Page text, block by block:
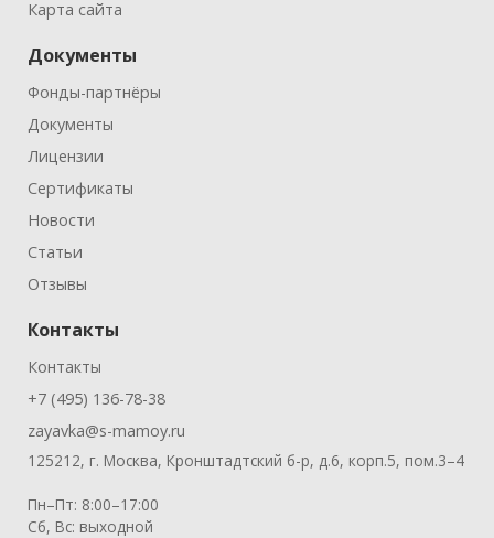
Карта сайта
Документы
Фонды-партнёры
Документы
Лицензии
Сертификаты
Новости
Статьи
Отзывы
Контакты
Контакты
+7 (495) 136-78-38
zayavka@s-mamoy.ru
125212, г. Москва, Кронштадтский б-р, д.6, корп.5, пом.3–4
Пн–Пт: 8:00–17:00
Сб, Вс: выходной